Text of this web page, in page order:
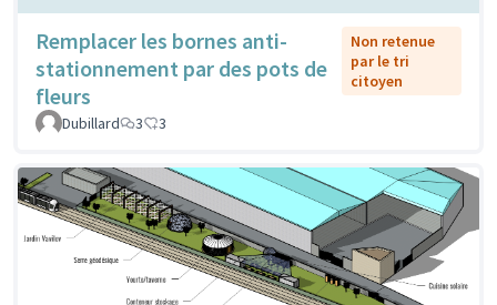
Remplacer les bornes anti-
stationnement par des pots de
fleurs
Non retenue
par le tri
citoyen
Dubillard 3 3